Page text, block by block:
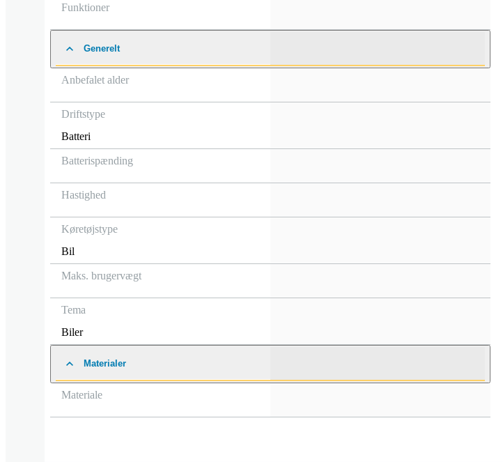
Funktioner
Generelt
Anbefalet alder
Driftstype
Batteri
Batterispænding
Hastighed
Køretøjstype
Bil
Maks. brugervægt
Tema
Biler
Materialer
Materiale